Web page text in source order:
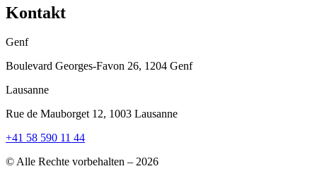
Kontakt
Genf
Boulevard Georges-Favon 26, 1204 Genf
Lausanne
Rue de Mauborget 12, 1003 Lausanne
+41 58 590 11 44
© Alle Rechte vorbehalten – 2026